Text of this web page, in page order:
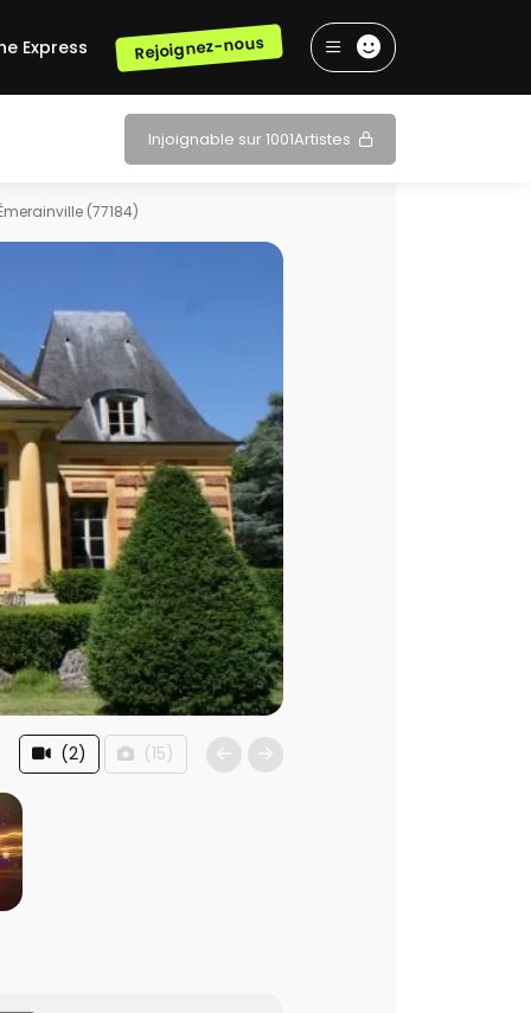
Express Rejoignez-nous
Injoignable sur 1001Artistes
(77184)
(2) (15)